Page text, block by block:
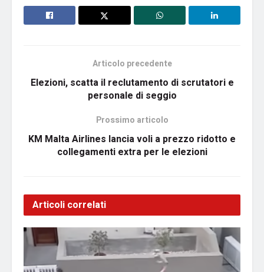
Articolo precedente
Elezioni, scatta il reclutamento di scrutatori e
personale di seggio
Prossimo articolo
KM Malta Airlines lancia voli a prezzo ridotto e
collegamenti extra per le elezioni
Articoli correlati